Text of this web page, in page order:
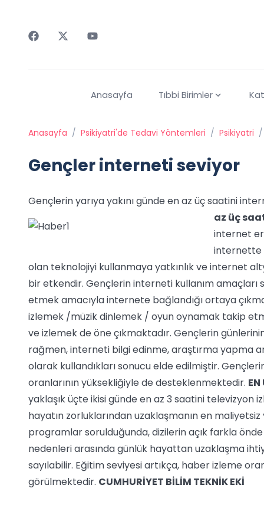
Anasayfa Tıbbi Birimler
Anasayfa / Psikiyatri'de Tedavi Yöntemleri / Psikiyatri /
Gençler interneti seviyor
Gençlerin yarıya yakını günde en az üç saatini
az üç
internet
internette
olan teknolojiyi kullanmaya yatkınlık ve internet
bir etkendir. Gençlerin interneti kullanım amaçları
etmek amacıyla internete bağlandığı ortaya
izlemek /müzik dinlemek / oyun oynamak takip
ve izlemek de öne çıkmaktadır. Gençlerin
rağmen, interneti bilgi edinme, araştırma yapma
olarak kullandıkları sonucu elde edilmiştir.
oranlarının yüksekliğiyle de desteklenmektedir. EN
yaklaşık üçte ikisi günde en az 3 saatini
hayatın zorluklarından uzaklaşmanın en
programlar sorulduğunda, dizilerin açık farkla
nedenleri arasında günlük hayattan uzaklaşma
sayılabilir. Eğitim seviyesi artıkça, haber izleme
görülmektedir. CUMHURİYET BİLİM TEKNİK EKİ